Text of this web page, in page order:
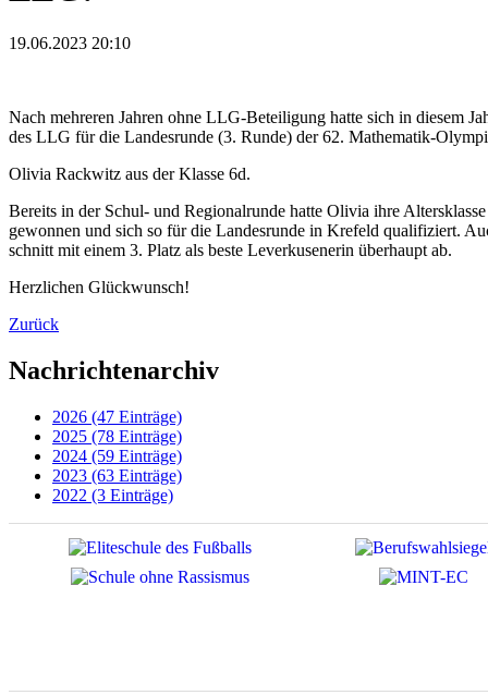
19.06.2023 20:10
Nach mehreren Jahren ohne LLG-Beteiligung hatte sich in diesem
des LLG für die Landesrunde (3. Runde) der 62. Mathematik-
Olivia Rackwitz aus der Klasse 6d.
Bereits in der Schul- und Regionalrunde hatte Olivia ihre
gewonnen und sich so für die Landesrunde in Krefeld qualifiziert.
schnitt mit einem 3. Platz als beste Leverkusenerin überhaupt ab.
Herzlichen Glückwunsch!
Zurück
Nachrichtenarchiv
2026 (47 Einträge)
2025 (78 Einträge)
2024 (59 Einträge)
2023 (63 Einträge)
2022 (3 Einträge)